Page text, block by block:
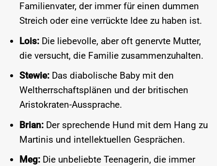
Familienvater, der immer für einen dummen
Streich oder eine verrückte Idee zu haben ist.
Lois:Die liebevolle, aber oft genervte Mutter,
die versucht, die Familie zusammenzuhalten.
Stewie:Das diabolische Baby mit den
Weltherrschaftsplänen und der britischen
Aristokraten-Aussprache.
Brian:Der sprechende Hund mit dem Hang zu
Martinis und intellektuellen Gesprächen.
Meg:Die unbeliebte Teenagerin, die immer